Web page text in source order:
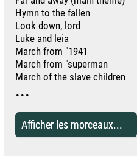
Hymn to the fallen
Look down, lord
Luke and leia
March from "1941
March from "superman
March of the slave children
...
Afficher les morceaux...